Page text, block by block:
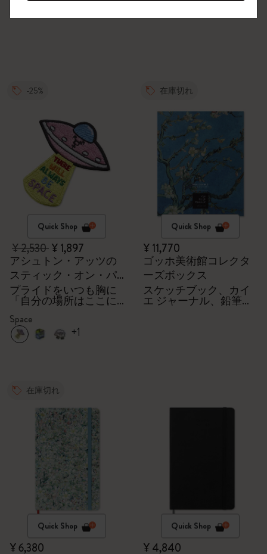
-25%
Quick Shop
¥ 2,530¥ 1,897
アシュトン・アッツの
スティック・オン・パ
ッチ
プライドをいつも胸に
「自分の場所はここに
ある」
Space
+1
在庫切れ
Quick Shop
¥ 11,770
ゴッホ美術館コレクタ
ーズボックス
スケッチブック、カイ
エ ジャーナル、鉛筆＋
在庫切れ
Quick Shop
¥ 6,380
Quick Shop
¥ 4,840